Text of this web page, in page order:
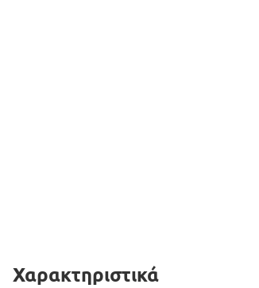
Χαρακτηριστικά